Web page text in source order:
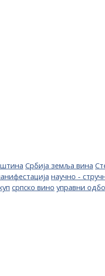
Србија земља вина
научно -
српско вино управни